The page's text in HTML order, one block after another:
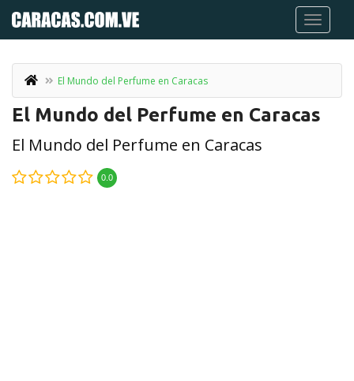
El Mundo del Perfume en Caracas
El Mundo del Perfume en Caracas
El Mundo del Perfume en Caracas
0.0